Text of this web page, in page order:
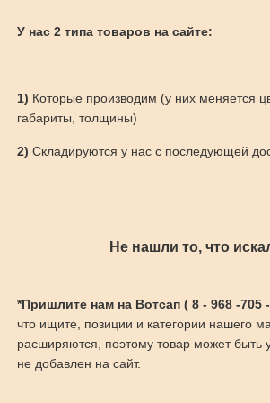
У нас 2 типа товаров на сайте:
1) Которые производим (у них меняется
габариты, толщины)
2) Складируются у нас с последующей
Не нашли то, что
*Пришлите нам на Вотсап ( 8 - 968 -705
что ищите, позиции и категории нашего
расширяются, поэтому товар может быть
не добавлен на сайт.